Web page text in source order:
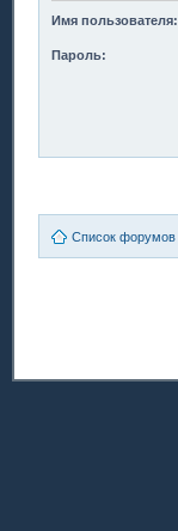
Имя пользователя:
Пароль:
Список форумов